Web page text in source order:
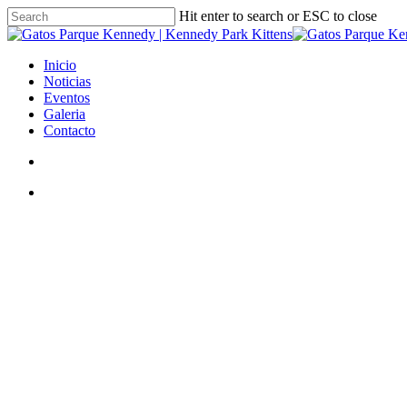
Skip
to
content
Hit enter to search or ESC to close
Close
search
Menu
Inicio
Noticias
Eventos
Galeria
Contacto